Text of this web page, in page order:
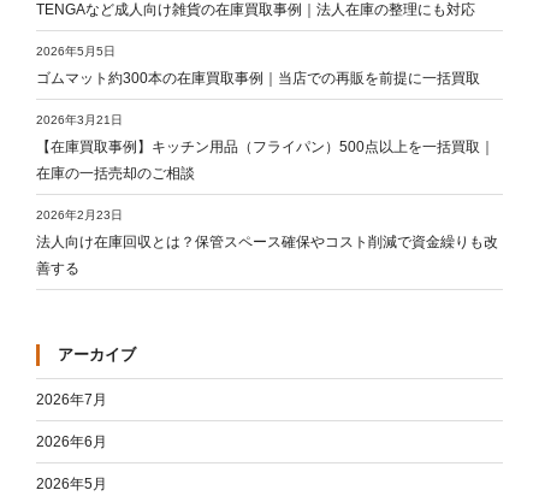
TENGAなど成人向け雑貨の在庫買取事例｜法人在庫の整理にも対応
ゴムマット約300本の在庫買取事例｜当店での再販を前提に一括買取
2026年5月5日
【在庫買取事例】キッチン用品（フライパン）500点以上を一括買取｜
在庫の一括売却のご相談
2026年3月21日
法人向け在庫回収とは？保管スペース確保やコスト削減で資金繰りも改
善する
2026年2月23日
アーカイブ
2026年7月
2026年6月
2026年5月